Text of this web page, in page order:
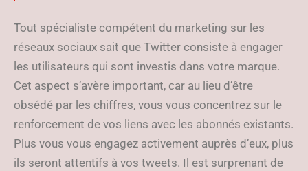
Tout spécialiste compétent du marketing sur les
réseaux sociaux sait que Twitter consiste à engager
les utilisateurs qui sont investis dans votre marque.
Cet aspect s’avère important, car au lieu d’être
obsédé par les chiffres, vous vous concentrez sur le
renforcement de vos liens avec les abonnés existants.
Plus vous vous engagez activement auprès d’eux, plus
ils seront attentifs à vos tweets. Il est surprenant de